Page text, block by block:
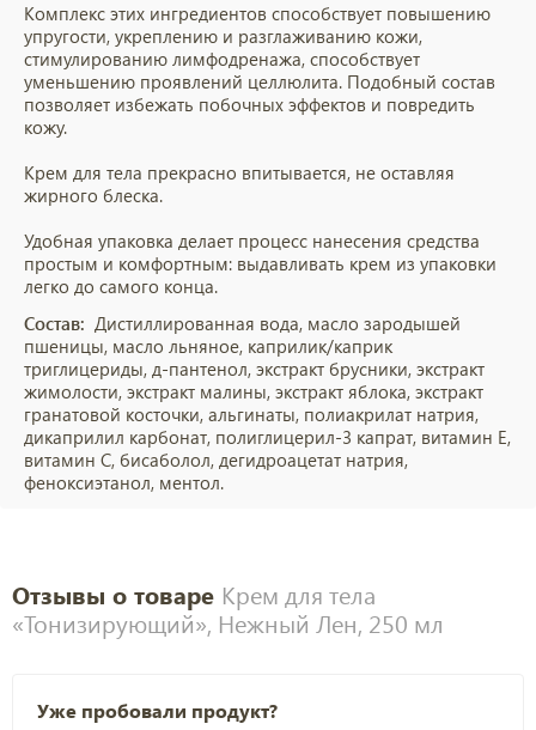
Комплекс этих ингредиентов способствует повышению
упругости, укреплению и разглаживанию кожи,
стимулированию лимфодренажа, способствует
уменьшению проявлений целлюлита. Подобный состав
позволяет избежать побочных эффектов и повредить
кожу.
Крем для тела прекрасно впитывается, не оставляя
жирного блеска.
Удобная упаковка делает процесс нанесения средства
простым и комфортным: выдавливать крем из упаковки
легко до самого конца.
Состав: Дистиллированная вода, масло зародышей
пшеницы, масло льняное, каприлик/каприк
триглицериды, д-пантенол, экстракт брусники, экстракт
жимолости, экстракт малины, экстракт яблока, экстракт
гранатовой косточки, альгинаты, полиакрилат натрия,
дикаприлил карбонат, полиглицерил-3 капрат, витамин Е,
витамин С, бисаболол, дегидроацетат натрия,
феноксиэтанол, ментол.
Отзывы о товаре Крем для тела
«Тонизирующий», Нежный Лен, 250 мл
Уже пробовали продукт?